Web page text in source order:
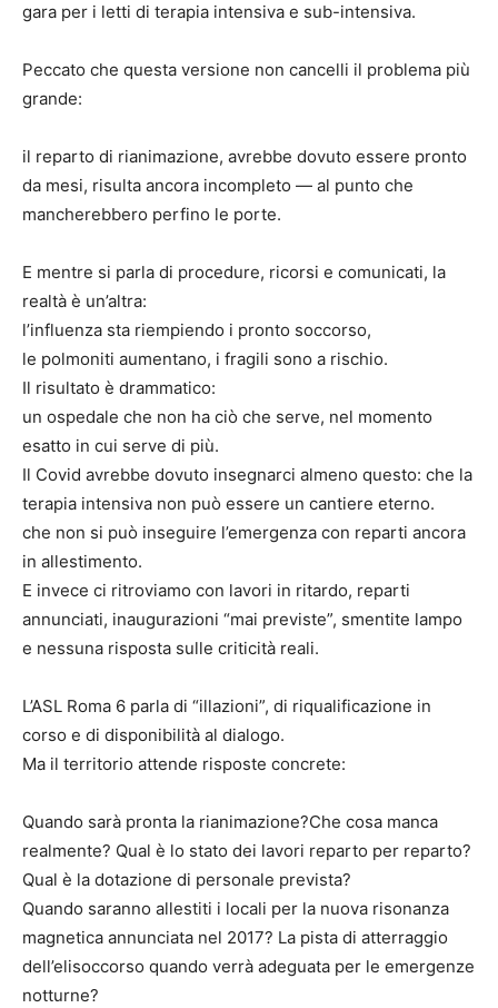
gara per i letti di terapia intensiva e sub-intensiva.
Peccato che questa versione non cancelli il problema più
grande:
il reparto di rianimazione, avrebbe dovuto essere pronto
da mesi, risulta ancora incompleto — al punto che
mancherebbero perfino le porte.
E mentre si parla di procedure, ricorsi e comunicati, la
realtà è un’altra:
l’influenza sta riempiendo i pronto soccorso,
le polmoniti aumentano, i fragili sono a rischio.
Il risultato è drammatico:
un ospedale che non ha ciò che serve, nel momento
esatto in cui serve di più.
Il Covid avrebbe dovuto insegnarci almeno questo: che la
terapia intensiva non può essere un cantiere eterno.
che non si può inseguire l’emergenza con reparti ancora
in allestimento.
E invece ci ritroviamo con lavori in ritardo, reparti
annunciati, inaugurazioni “mai previste”, smentite lampo
e nessuna risposta sulle criticità reali.
L’ASL Roma 6 parla di “illazioni”, di riqualificazione in
corso e di disponibilità al dialogo.
Ma il territorio attende risposte concrete:
Quando sarà pronta la rianimazione?Che cosa manca
realmente? Qual è lo stato dei lavori reparto per reparto?
Qual è la dotazione di personale prevista?
Quando saranno allestiti i locali per la nuova risonanza
magnetica annunciata nel 2017? La pista di atterraggio
dell’elisoccorso quando verrà adeguata per le emergenze
notturne?